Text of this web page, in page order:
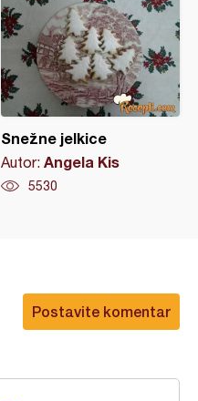
Snežne jelkice
Autor: Angela Kis
5530
Postavite komentar